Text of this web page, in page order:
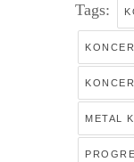
Tags:
METAL